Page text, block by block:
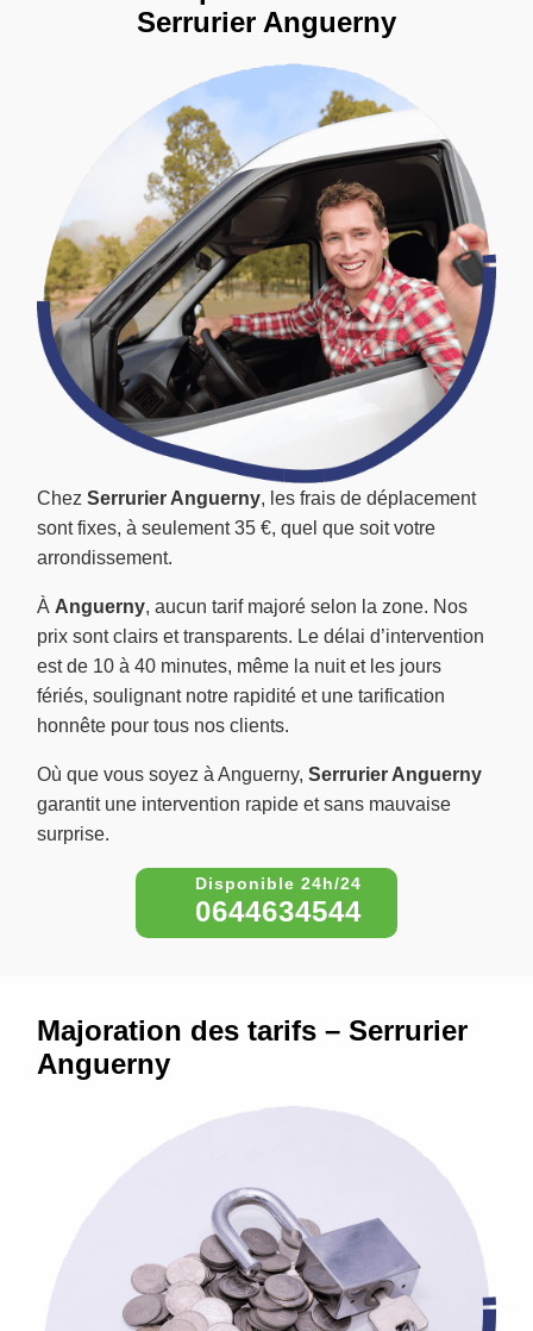
Chez Serrurier Anguerny, les frais de déplacement
sont fixes, à seulement 35 €, quel que soit votre
arrondissement.
À Anguerny, aucun tarif majoré selon la zone. Nos
prix sont clairs et transparents. Le délai d’intervention
est de 10 à 40 minutes, même la nuit et les jours
fériés, soulignant notre rapidité et une tarification
honnête pour tous nos clients.
Où que vous soyez à Anguerny, Serrurier Anguerny
garantit une intervention rapide et sans mauvaise
surprise.
0644634544
Serrurier Anguerny
Majoration des tarifs – Serrurier
Anguerny